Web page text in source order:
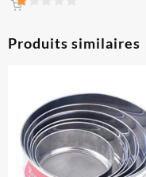
5
Produits similaires